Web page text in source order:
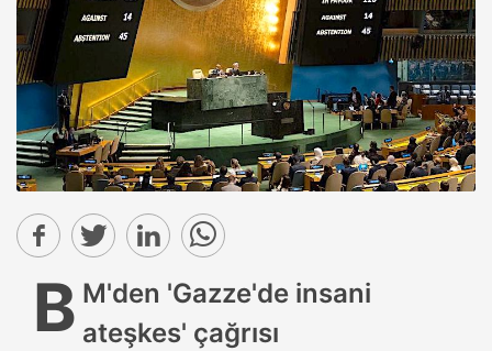
B M'den 'Gazze'de insani
ateşkes' çağrısı